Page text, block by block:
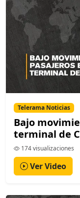
Telerama Noticias
Bajo
terminal de
174 visualizaciones
Ver Video